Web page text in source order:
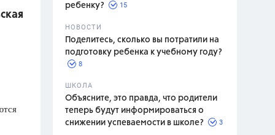
ребенку?
15
НОВОСТИ
Поделитесь, сколько вы потратили на
подготовку ребенка к учебному году?
8
ШКОЛА
Объясните, это правда, что родители
теперь будут информироваться о
снижении успеваемости в школе?
3